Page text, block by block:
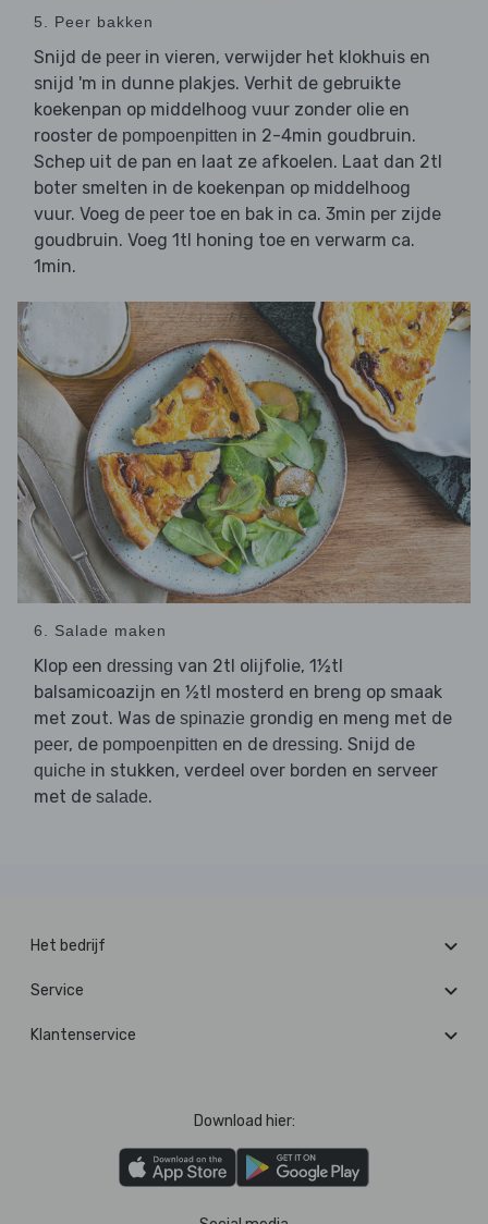
5. Peer bakken
Snijd de peer in vieren, verwijder het klokhuis en
snijd 'm in dunne plakjes. Verhit de gebruikte
koekenpan op middelhoog vuur zonder olie en
rooster de pompoenpitten in 2-4min goudbruin.
Schep uit de pan en laat ze afkoelen. Laat dan 2tl
boter smelten in de koekenpan op middelhoog
vuur. Voeg de peer toe en bak in ca. 3min per zijde
goudbruin. Voeg 1tl honing toe en verwarm ca.
1min.
6. Salade maken
Klop een dressing van 2tl olijfolie, 1½tl
balsamicoazijn en ½tl mosterd en breng op smaak
met zout. Was de spinazie grondig en meng met de
peer, de pompoenpitten en de dressing. Snijd de
quiche in stukken, verdeel over borden en serveer
met de salade.
Het bedrijf
Service
Klantenservice
Download hier: